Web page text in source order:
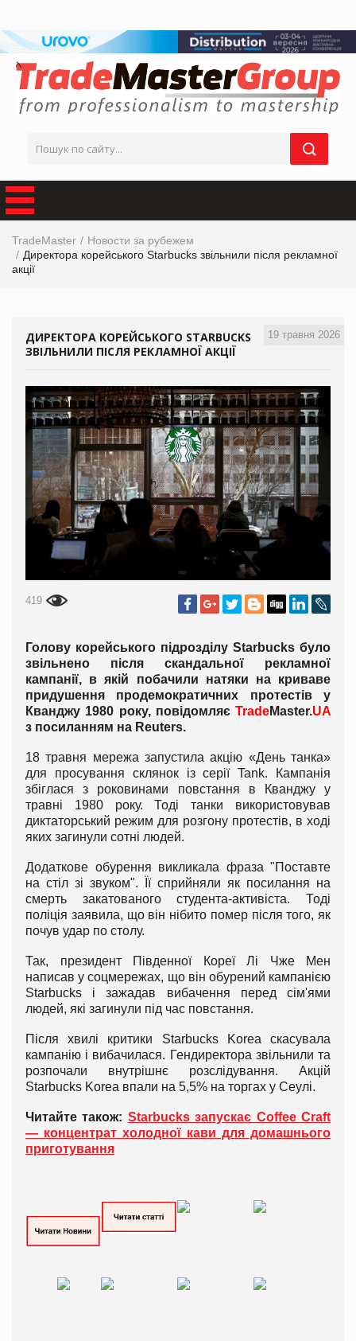
TradeMaster
Новости за рубежем
Директора корейського Starbucks звільнили після рекламної
акції
19 травня 2026
ДИРЕКТОРА КОРЕЙСЬКОГО STARBUCKS
ЗВІЛЬНИЛИ ПІСЛЯ РЕКЛАМНОЇ АКЦІЇ
419
Голову корейського підрозділу Starbucks було
звільнено після скандальної рекламної
кампанії, в якій побачили натяки на криваве
придушення продемократичних протестів у
Кванджу 1980 року, повідомляє TradeMaster.UA
з посиланням на Reuters.
18 травня мережа запустила акцію «День танка»
для просування склянок із серії Tank. Кампанія
збіглася з роковинами повстання в Кванджу у
травні 1980 року. Тоді танки використовував
диктаторський режим для розгону протестів, в ході
яких загинули сотні людей.
Додаткове обурення викликала фраза "Поставте
на стіл зі звуком". Її сприйняли як посилання на
смерть закатованого студента-активіста. Тоді
поліція заявила, що він нібито помер після того, як
почув удар по столу.
Так, президент Південної Кореї Лі Чже Мен
написав у соцмережах, що він обурений кампанією
Starbucks і зажадав вибачення перед сім'ями
людей, які загинули під час повстання.
Після хвилі критики Starbucks Korea скасувала
кампанію і вибачилася. Гендиректора звільнили та
розпочали внутрішнє розслідування. Акцій
Starbucks Korea впали на 5,5% на торгах у Сеулі.
Читайте також: Starbucks запускає Coffee Craft
— концентрат холодної кави для домашнього
приготування